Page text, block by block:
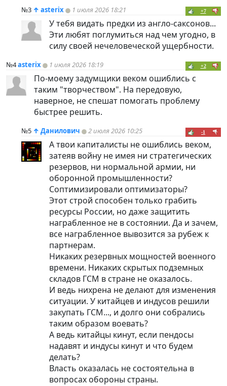
№3 ↑ asterix 1 июля 2026 18:21 +7
У тебя видать предки из англо-саксонов...
Эти любят поглумиться над чем угодно, в
силу своей нечеловеческой ущербности.
№4asterix 1 июля 2026 18:19 +2
По-моему задумщики веком ошиблись с
таким "творчеством". На передовую,
наверное, не спешат помогать проблему
быстрее решить.
№5 ↑ Данилович 2 июля 2026 10:25 -1
А твои капиталисты не ошиблись веком,
затеяв войну не имея ни стратегических
резервов, ни нормальной армии, ни
оборонной промышленности?
Соптимизировали оптимизаторы?
Этот строй способен только грабить
ресурсы России, но даже защитить
награбленное не в состоянии. Да и зачем,
все награбленное вывозится за рубеж к
партнерам.
Никаких резервных мощностей военного
времени. Никаких скрытых подземных
складов ГСМ в стране не оказалось.
И ведь нихрена не делают для изменения
ситуации. У китайцев и индусов решили
закупать ГСМ..., и долго они собрались
таким образом воевать?
А ведь китайцы кинут, если пендосы
надавят и индусы кинут и что будем
делать?
Власть оказалась не состоятельна в
вопросах обороны страны.